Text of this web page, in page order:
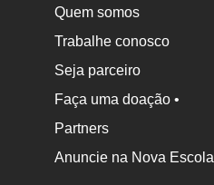
Quem somos
Trabalhe conosco
Seja parceiro
Faça uma doação •
Partners
Anuncie na Nova Escola